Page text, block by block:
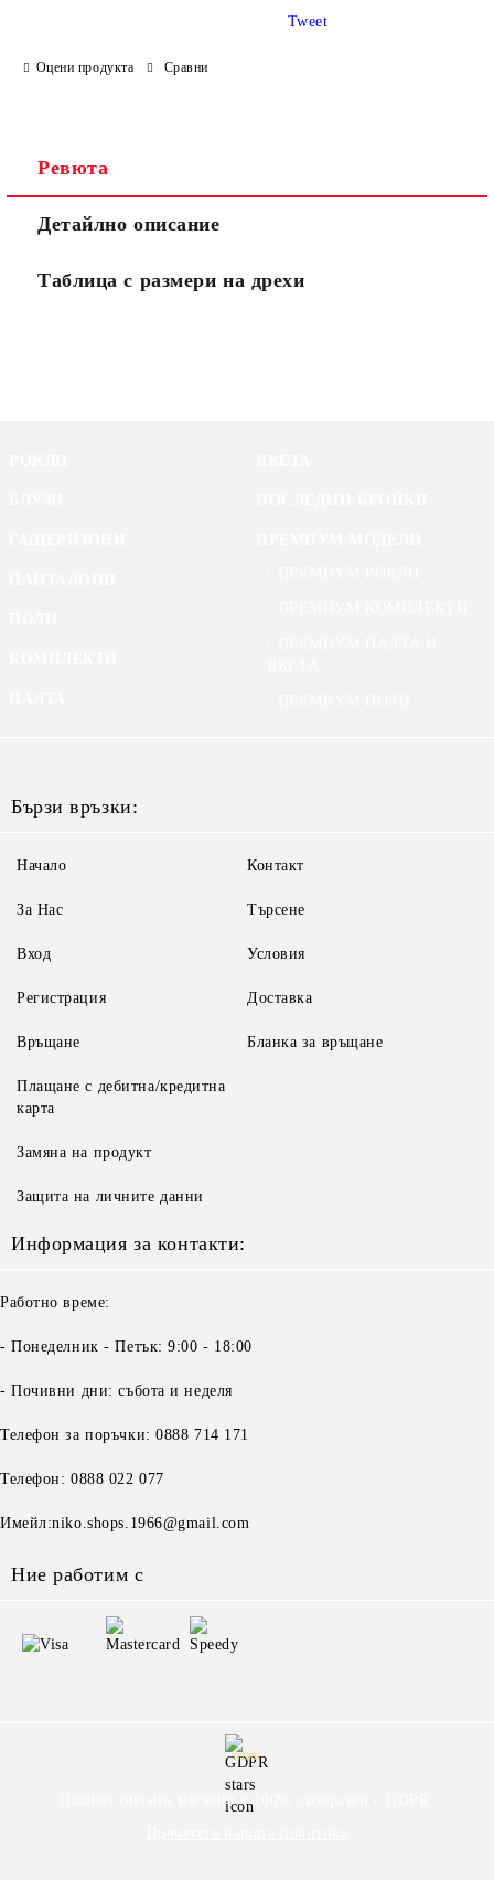
Оцени продукта Сравни
Tweet
Ревюта
Детайлно описание
Таблица с размери на дрехи
Бързи връзки:
Начало
За Нас
Вход
Регистрация
Контакт
Търсене
Условия
Доставка
Връщане
Плащане с дебитна/кредитна
карта
Замяна на продукт
Защита на личните данни
Бланка за връщане
Информация за контакти:
Работно време:
- Понеделник - Петък: 9:00 - 18:00
- Почивни дни: събота и неделя
Телефон за поръчки: 0888 714 171
Телефон: 0888 022 077
Имейл:niko.shops.1966@gmail.com
Ние работим с
GDPR
Нашият онлайн магазин е 100% съобразен с GDPR.